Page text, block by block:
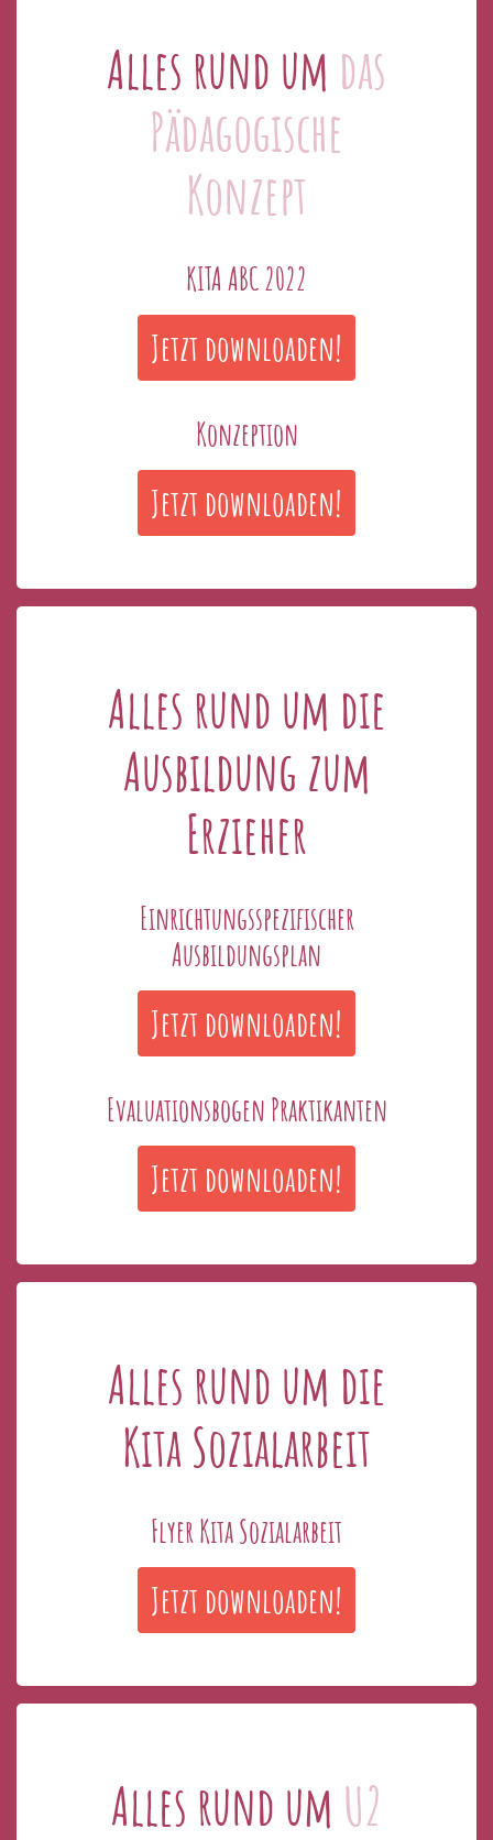
Alles rund um das
Pädagogische
Konzept
KITA ABC 2022
Jetzt downloaden!
Konzeption
Jetzt downloaden!
Alles rund um die
Ausbildung zum
Erzieher
Einrichtungsspezifischer
Ausbildungsplan
Jetzt downloaden!
Evaluationsbogen Praktikanten
Jetzt downloaden!
Alles rund um die
Kita Sozialarbeit
Flyer Kita Sozialarbeit
Jetzt downloaden!
Alles rund um U2